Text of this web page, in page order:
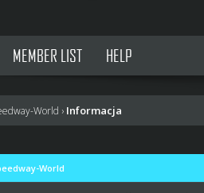
MEMBER LIST HELP
World › Informacja
World